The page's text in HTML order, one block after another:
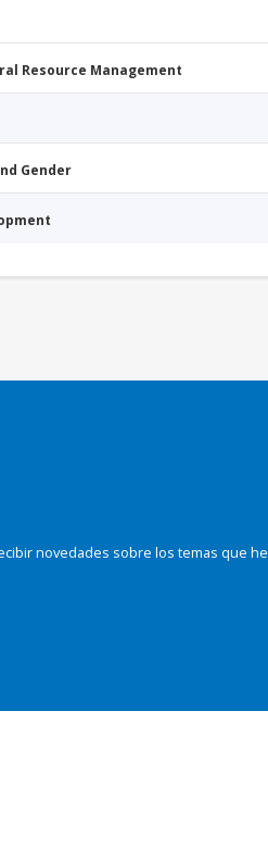
Resource Management
Gender
novedades sobre los temas que he